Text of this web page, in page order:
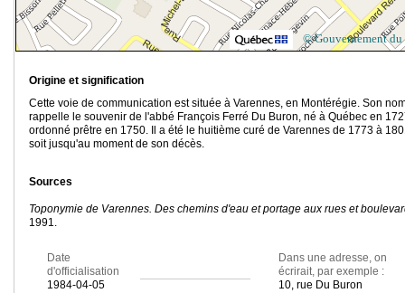
© Gouvernement du
Origine et signification
Cette voie de communication est située à Varennes, en Montérégie. Son
rappelle le souvenir de l'abbé François Ferré Du Buron, né à Québec en
ordonné prêtre en 1750. Il a été le huitième curé de Varennes de 1773 à
soit jusqu'au moment de son décès.
Sources
Toponymie de Varennes. Des chemins d'eau et portage aux rues et
1991.
Date
d'officialisation
1984-04-05
Dans une adresse, on
écrirait, par exemple :
10, rue Du Buron